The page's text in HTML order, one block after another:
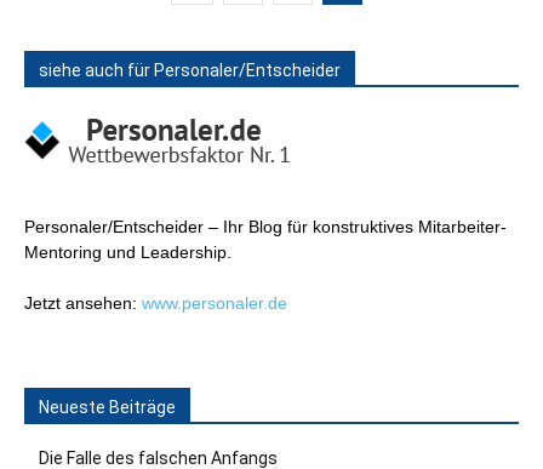
siehe auch für Personaler/Entscheider
Personaler/Entscheider – Ihr Blog für konstruktives Mitarbeiter-
Mentoring und Leadership.
Jetzt ansehen: www.personaler.de
Neueste Beiträge
Die Falle des falschen Anfangs